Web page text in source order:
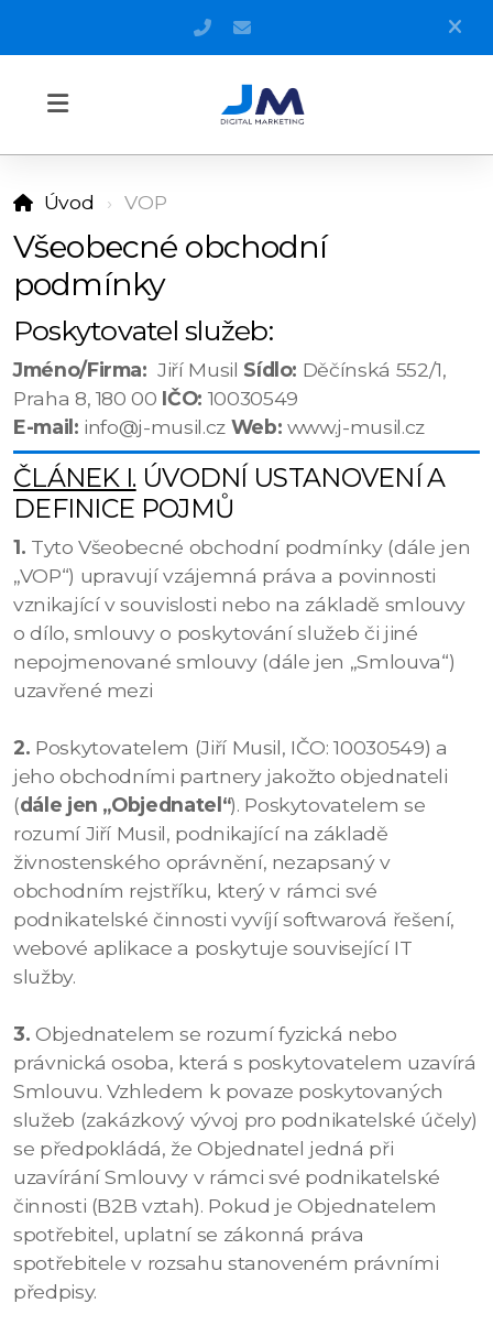
+420 606 571 990
Úvod VOP
Všeobecné obchodní
podmínky
Poskytovatel služeb:
Jméno/Firma: Jiří Musil Sídlo: Děčínská 552/1,
Praha 8, 180 00 IČO: 10030549
E-mail: info@j-musil.cz Web: www.j-musil.cz
ČLÁNEK I.ÚVODNÍ USTANOVENÍ A
DEFINICE POJMŮ
1. Tyto Všeobecné obchodní podmínky (dále jen
„VOP“) upravují vzájemná práva a povinnosti
vznikající v souvislosti nebo na základě smlouvy
o dílo, smlouvy o poskytování služeb či jiné
nepojmenované smlouvy (dále jen „Smlouva“)
uzavřené mezi
2. Poskytovatelem (Jiří Musil, IČO: 10030549) a
jeho obchodními partnery jakožto objednateli
(dále jen „Objednatel“). Poskytovatelem se
rozumí Jiří Musil, podnikající na základě
živnostenského oprávnění, nezapsaný v
obchodním rejstříku, který v rámci své
podnikatelské činnosti vyvíjí softwarová řešení,
webové aplikace a poskytuje související IT
služby.
3. Objednatelem se rozumí fyzická nebo
právnická osoba, která s poskytovatelem uzavírá
Smlouvu. Vzhledem k povaze poskytovaných
služeb (zakázkový vývoj pro podnikatelské účely)
se předpokládá, že Objednatel jedná při
uzavírání Smlouvy v rámci své podnikatelské
činnosti (B2B vztah). Pokud je Objednatelem
spotřebitel, uplatní se zákonná práva
spotřebitele v rozsahu stanoveném právními
předpisy.